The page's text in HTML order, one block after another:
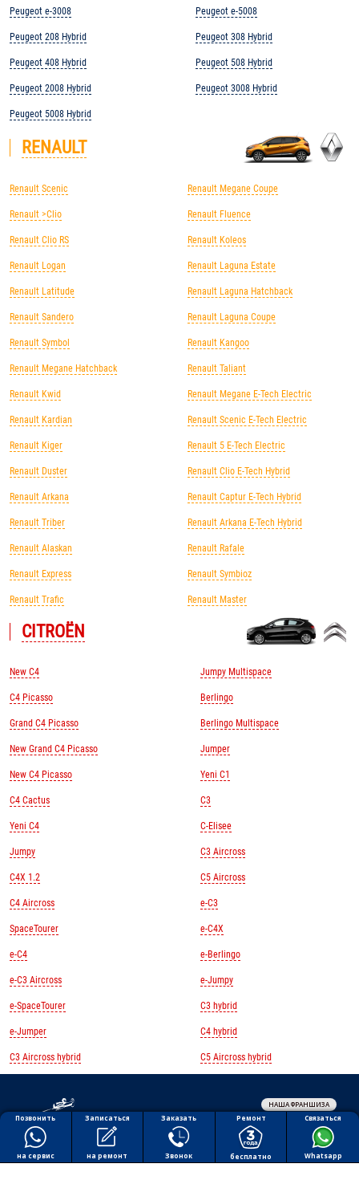
Peugeot e-3008
Peugeot 208 Hybrid
Peugeot 408 Hybrid
Peugeot 2008 Hybrid
Peugeot 5008 Hybrid
Peugeot e-5008
Peugeot 308 Hybrid
Peugeot 508 Hybrid
Peugeot 3008 Hybrid
RENAULT
Renault Scenic
Renault >Clio
Renault Clio RS
Renault Logan
Renault Latitude
Renault Sandero
Renault Symbol
Renault Megane Hatchback
Renault Kwid
Renault Kardian
Renault Kiger
Renault Duster
Renault Arkana
Renault Triber
Renault Alaskan
Renault Express
Renault Trafic
Renault Megane Coupe
Renault Fluence
Renault Koleos
Renault Laguna Estate
Renault Laguna Hatchback
Renault Laguna Coupe
Renault Kangoo
Renault Taliant
Renault Megane E-Tech Electric
Renault Scenic E-Tech Electric
Renault 5 E-Tech Electric
Renault Clio E-Tech Hybrid
Renault Captur E-Tech Hybrid
Renault Arkana E-Tech Hybrid
Renault Rafale
Renault Symbioz
Renault Master
CITROЁN
New C4
C4 Picasso
Grand C4 Picasso
New Grand C4 Picasso
New C4 Picasso
C4 Cactus
Yeni C4
Jumpy
C4X 1.2
C4 Aircross
SpaceTourer
e-C4
e-C3 Aircross
e-SpaceTourer
e-Jumper
C3 Aircross hybrid
Jumpy Multispace
Berlingo
Berlingo Multispace
Jumper
Yeni C1
C3
C-Elisee
C3 Aircross
C5 Aircross
e-C3
e-C4X
e-Berlingo
e-Jumpy
C3 hybrid
C4 hybrid
C5 Aircross hybrid
НАША ФРАНШИЗА
Обработка персональных данных
Политика конфиденциальности
Полезная информация
Все права защищены © 2026 АВТОПИЛОТ
Позвонить
на сервис
Записаться
на ремонт
Заказать
Звонок
Ремонт
бесплатно
Связаться
Whatsapp